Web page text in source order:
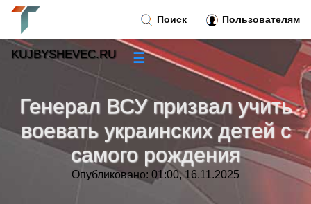
Генерал ВСУ призвал учить
воевать украинских детей с
самого рождения
Опубликовано: 01:00, 16.11.2025
Поиск Пользователям
KUJBYSHEVEC.RU ☰
Новости»
Тренды новостей»
Рубрики»